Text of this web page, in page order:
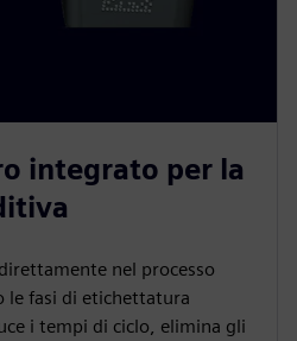
integrato per la
nel processo
le fasi di etichettatura
i tempi di ciclo, elimina gli